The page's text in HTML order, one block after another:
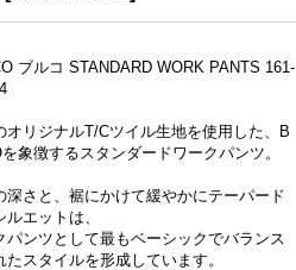
ブルコ STANDARD WORK PANTS 161-
オリジナルT/Cツイル生地を使用した、B
を象徴するスタンダードワークパンツ。
深さと、裾にかけて緩やかにテーパード
ルエットは、
パンツとして最もベーシックでバランス
たスタイルを形成しています。